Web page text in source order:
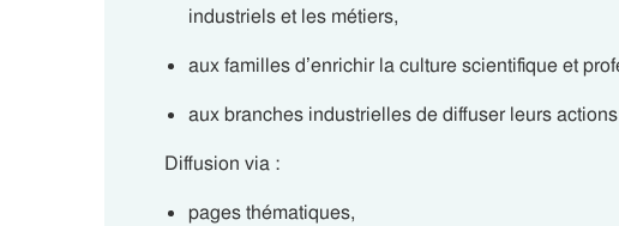
industriels et les métiers,
aux familles d’enrichir la culture scientifique et
aux branches industrielles de diffuser leurs
Diffusion via :
pages thématiques,